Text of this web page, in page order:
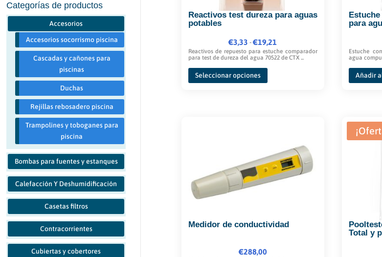
Categorías de productos
Accesorios
Accesorios socorrismo piscina
Cascadas y cañones para
piscinas
Duchas
Rejillas rebosadero piscina
Trampolines y toboganes para
piscina
Bombas para fuentes y estanques
Calefacción Y Deshumidificación
Casetas filtros
Contracorrientes
Cubiertas y cobertores
Reactivos test dureza para aguas
potables
€3,33 - €19,21
Rango
de
precios:
desde
Reactivos de repuesto para estuche comparador
para test de dureza del agua 70522 de CTX ...
Seleccionar opciones
Este
se
pueden
elegir
para
Estuche
agua
Añadir
Medidor de conductividad
€288,00
Total y